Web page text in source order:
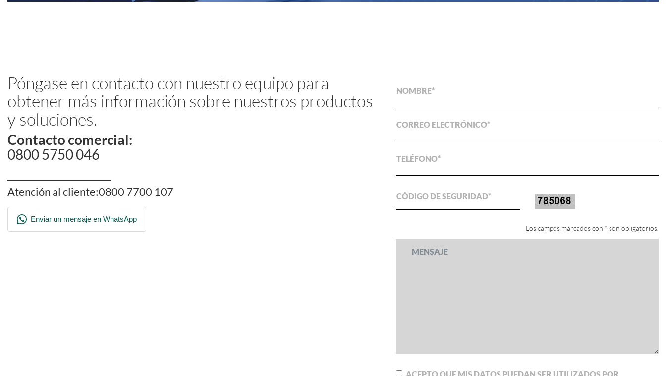
Póngase en contacto con nuestro equipo para
obtener más información sobre nuestros productos
y soluciones.
Contacto comercial:
0800 5750 046
Atención al cliente:0800 7700 107
NOMBRE
CORREO ELECTRÓNICO
TELÉFONO
CÓDIGO DE SEGURIDAD
Los campos marcados con * son obligatorios.
ACEPTO QUE MIS DATOS PUEDAN SER UTILIZADOS POR